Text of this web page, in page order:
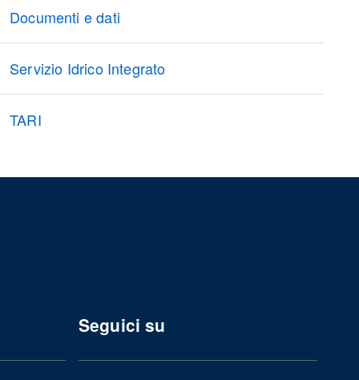
Documenti e dati
Servizio Idrico Integrato
TARI
Seguici su